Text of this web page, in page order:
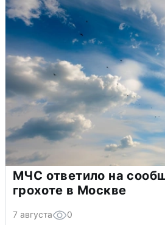
МЧС ответило на
грохоте в Москве
7 августа 0